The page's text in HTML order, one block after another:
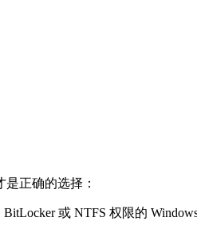
正确的选择：
或 NTFS 权限的